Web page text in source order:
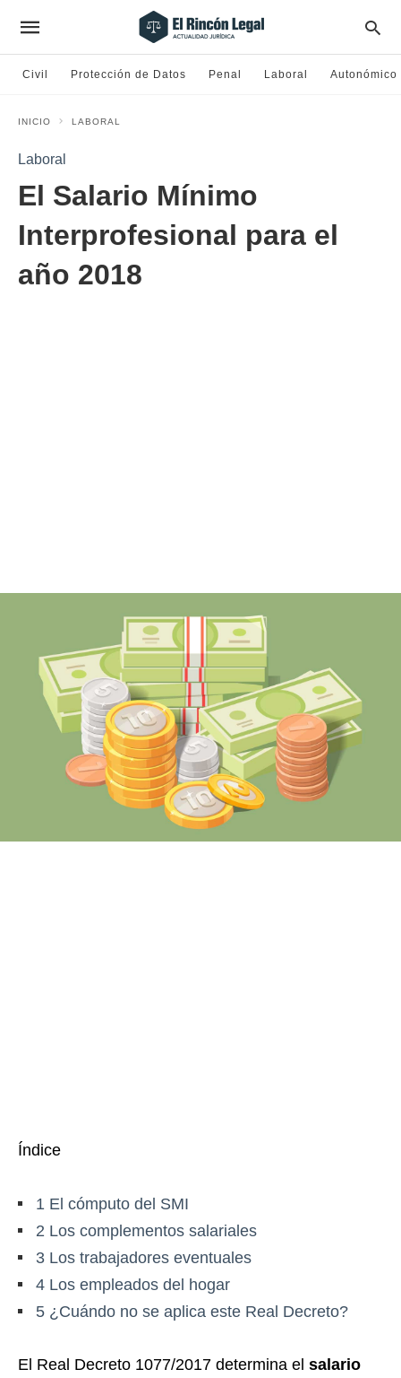
Civil Protección de Datos Penal Laboral Autonómico
INICIO LABORAL
Laboral
El Salario Mínimo
Interprofesional para el
año 2018
Índice
1 El cómputo del SMI
2 Los complementos salariales
3 Los trabajadores eventuales
4 Los empleados del hogar
5 ¿Cuándo no se aplica este Real Decreto?
El Real Decreto 1077/2017 determina el salario